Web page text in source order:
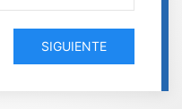
SIGUIENTE